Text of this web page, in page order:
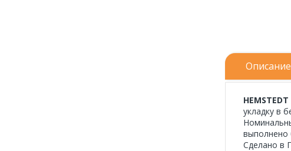
Описание
укладку в
выполнено
Сделано в